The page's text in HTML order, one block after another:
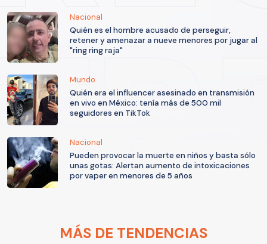
Nacional
Quién es el hombre acusado de perseguir,
retener y amenazar a nueve menores por jugar al
"ring ring raja"
Mundo
Quién era el influencer asesinado en transmisión
en vivo en México: tenía más de 500 mil
seguidores en TikTok
Nacional
Pueden provocar la muerte en niños y basta sólo
unas gotas: Alertan aumento de intoxicaciones
por vaper en menores de 5 años
MÁS DE TENDENCIAS